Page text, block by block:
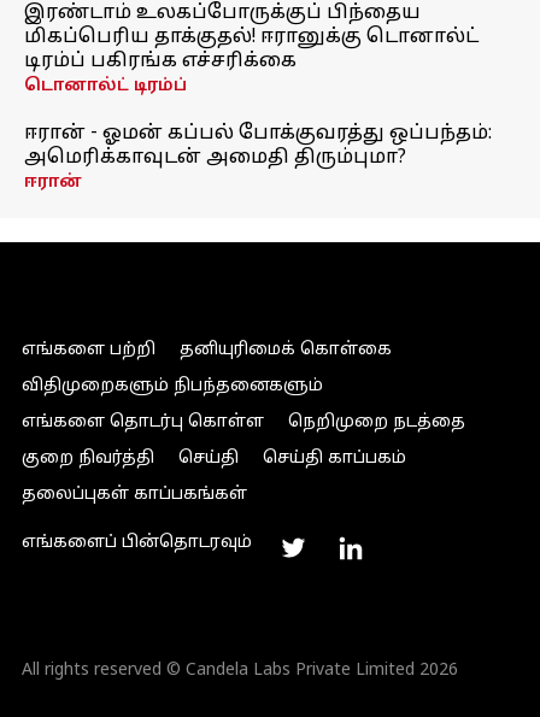
இரண்டாம் உலகப்போருக்குப் பிந்தைய
மிகப்பெரிய தாக்குதல்! ஈரானுக்கு டொனால்ட்
டிரம்ப் பகிரங்க எச்சரிக்கை
டொனால்ட் டிரம்ப்
ஈரான் - ஓமன் கப்பல் போக்குவரத்து ஒப்பந்தம்:
அமெரிக்காவுடன் அமைதி திரும்புமா?
ஈரான்
எங்களை பற்றி
தனியுரிமைக் கொள்கை
விதிமுறைகளும் நிபந்தனைகளும்
எங்களை தொடர்பு கொள்ள
நெறிமுறை நடத்தை
குறை நிவர்த்தி
செய்தி
செய்தி காப்பகம்
தலைப்புகள் காப்பகங்கள்
எங்களைப் பின்தொடரவும்
All rights reserved © Candela Labs Private Limited 2026